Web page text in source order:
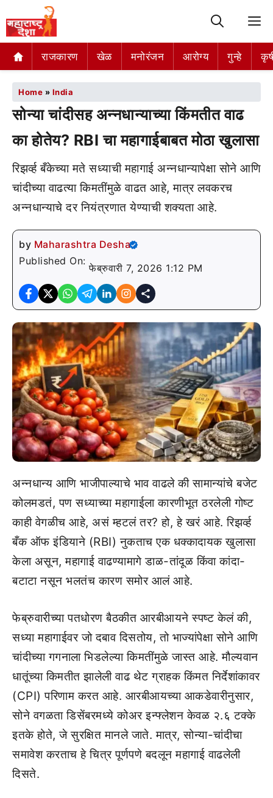
राजकारण खेळ मनोरंजन आरोग्य गुन्हे
Home » India
सोन्या चांदीसह अन्नधान्याच्या किंमतीत वाढ
का होतेय? RBI चा महागाईबाबत मोठा खुलासा
रिझर्व्ह बँकेच्या मते सध्याची महागाई अन्नधान्यापेक्षा सोने आणि
चांदीच्या वाढत्या किमतींमुळे वाढत आहे, मात्र लवकरच
अन्नधान्याचे दर नियंत्रणात येण्याची शक्यता आहे.
by Maharashtra Desha
Published On:
फेब्रुवारी 7, 2026 1:12 PM
अन्नधान्य आणि भाजीपाल्याचे भाव वाढले की सामान्यांचे बजेट
कोलमडतं, पण सध्याच्या महागाईला कारणीभूत ठरलेली गोष्ट
काही वेगळीच आहे, असं म्हटलं तर? हो, हे खरं आहे. रिझर्व्ह
बँक ऑफ इंडियाने (RBI) नुकताच एक धक्कादायक खुलासा
केला असून, महागाई वाढण्यामागे डाळ-तांदूळ किंवा कांदा-
बटाटा नसून भलतंच कारण समोर आलं आहे.
फेब्रुवारीच्या पतधोरण बैठकीत आरबीआयने स्पष्ट केलं की,
सध्या महागाईवर जो दबाव दिसतोय, तो भाज्यांपेक्षा सोने आणि
चांदीच्या गगनाला भिडलेल्या किमतींमुळे जास्त आहे. मौल्यवान
धातूंच्या किमतीत झालेली वाढ थेट ग्राहक किंमत निर्देशांकावर
(CPI) परिणाम करत आहे. आरबीआयच्या आकडेवारीनुसार,
सोने वगळता डिसेंबरमध्ये कोअर इन्फ्लेशन केवळ २.६ टक्के
इतके होते, जे सुरक्षित मानले जाते. मात्र, सोन्या-चांदीचा
समावेश करताच हे चित्र पूर्णपणे बदलून महागाई वाढलेली
दिसते.